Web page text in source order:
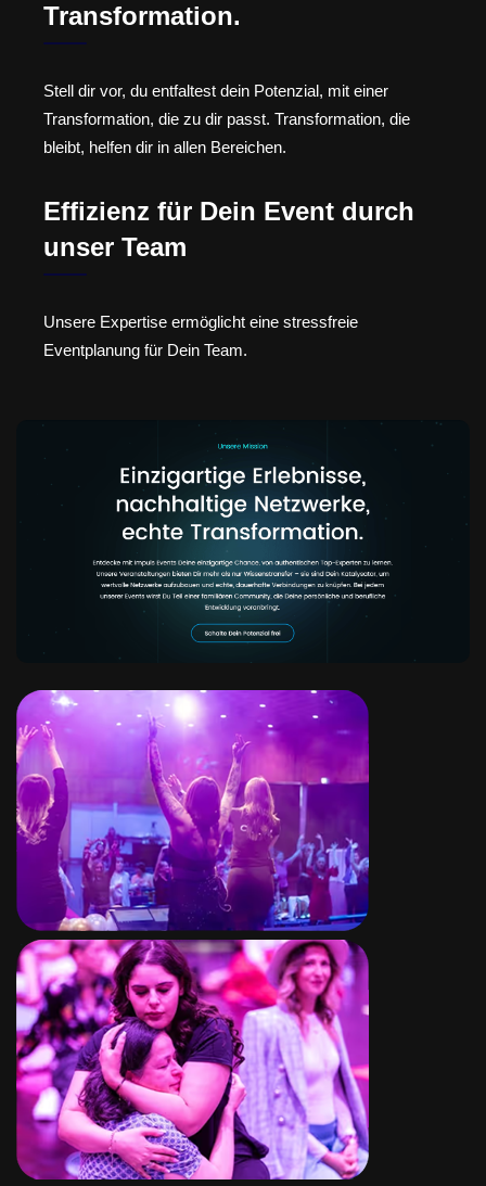
Transformation.
Stell dir vor, du entfaltest dein Potenzial, mit einer
Transformation, die zu dir passt. Transformation, die
bleibt, helfen dir in allen Bereichen.
Effizienz für Dein Event durch
unser Team
Unsere Expertise ermöglicht eine stressfreie
Eventplanung für Dein Team.